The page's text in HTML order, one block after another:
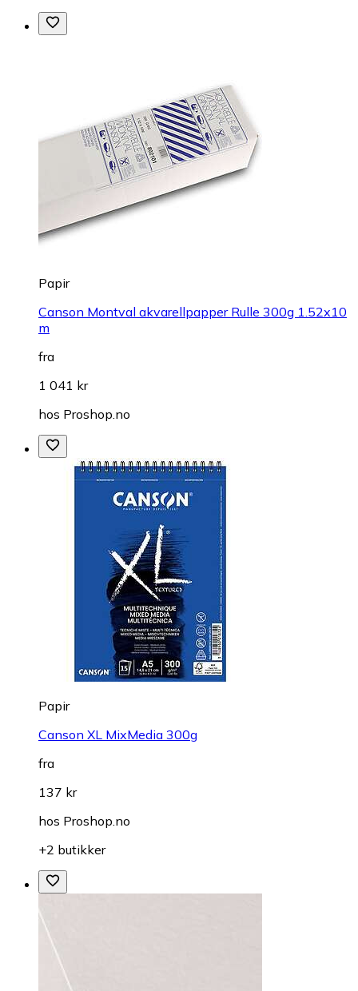
Papir
Canson Montval akvarellpapper Rulle 300g 1.52x10
m
fra
1 041 kr
hos Proshop.no
Papir
Canson XL MixMedia 300g
fra
137 kr
hos Proshop.no
+2 butikker